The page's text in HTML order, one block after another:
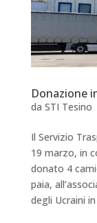
Donazione
da STI Tesino
Il Servizio
19 marzo, in
donato 4
paia,
degli Ucraini